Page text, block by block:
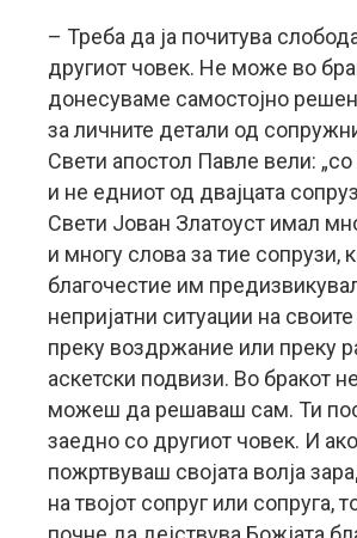
– Треба да ја почитува
другиот човек. Не може во
донесуваме самостојно
за личните детали од
Свети апостол Павле вели: „со
и не едниот од двајцата
Свети Јован Златоуст имал
и многу слова за тие сопрузи,
благочестие им
непријатни ситуации на
преку воздржание или преку
аскетски подвизи. Во бракот
можеш да решаваш сам. Ти
заедно со другиот човек. И ако
пожртвуваш својата волја
на твојот сопруг или сопруга,